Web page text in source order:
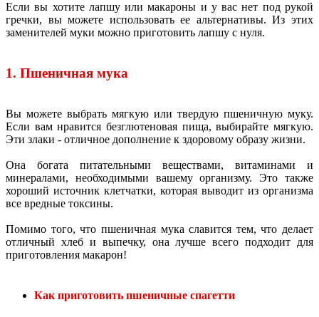
Если вы хотите лапшу или макароны и у вас нет под рукой
гречки, вы можете использовать ее альтернативы. Из этих
заменителей муки можно приготовить лапшу с нуля.
1. Пшеничная мука
Вы можете выбрать мягкую или твердую пшеничную муку.
Если вам нравится безглютеновая пища, выбирайте мягкую.
Эти злаки - отличное дополнение к здоровому образу жизни.
Она богата питательными веществами, витаминами и
минералами, необходимыми вашему организму. Это также
хороший источник клетчатки, которая выводит из организма
все вредные токсины.
Помимо того, что пшеничная мука славится тем, что делает
отличный хлеб и выпечку, она лучше всего подходит для
приготовления макарон!
Как приготовить пшеничные спагетти